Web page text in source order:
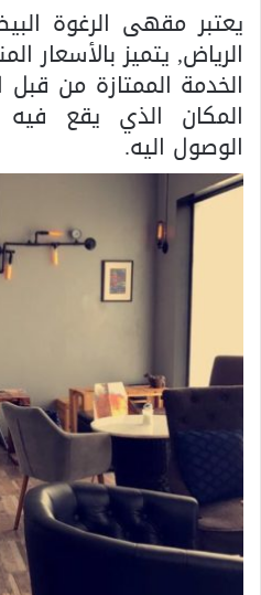
يعتبر مقهى الرغوة
الرياض, يتميز بالأسعار
الخدمة الممتازة من
المكان الذي يقع
الوصول اليه.